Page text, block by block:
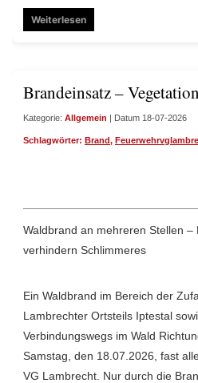
Weiterlesen
Brandeinsatz –
Kategorie: Allgemein | Datum 18-07-2026
Schlagwörter: Brand,
Waldbrand an mehreren Stellen –
verhindern Schlimmeres
Ein Waldbrand im Bereich der
Lambrechter Ortsteils Iptestal
Verbindungswegs im Wald
Samstag, den 18.07.2026, fast
VG Lambrecht. Nur durch die